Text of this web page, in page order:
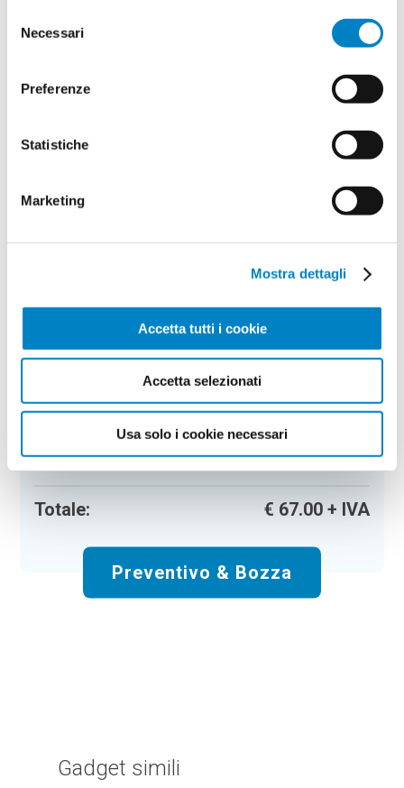
delNecessari
Preferenze
Statistiche
Marketing
Mostra dettagli
Accetta tutti i cookie
Accetta selezionati
Usa solo i cookie necessari
Vuoi caricare il tuo logo o grafica adesso? Potrai
Tempi di consegna:15 gg lavorativi
Spese di spedizione: Gratis
Totale: € 67.00+ IVA
Preventivo & Bozza
Gadget simili